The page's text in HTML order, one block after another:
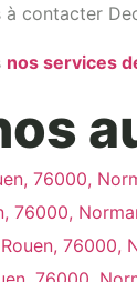
contacter
nos services
76000,
76000,
76000,